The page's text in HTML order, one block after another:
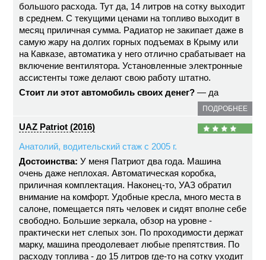
большого расхода. Тут да, 14 литров на сотку выходит
в среднем. С текущими ценами на топливо выходит в
месяц приличная сумма. Радиатор не закипает даже в
самую жару на долгих горных подъемах в Крыму или
на Кавказе, автоматика у него отлично срабатывает на
включение вентилятора. Установленные электронные
ассистенты тоже делают свою работу штатно.
Стоит ли этот автомобиль своих денег? — да
ПОДРОБНЕЕ
UAZ Patriot (2016)
Анатолий, водительский стаж с 2005 г.
Достоинства: У меня Патриот два года. Машина
очень даже неплохая. Автоматическая коробка,
приличная комплектация. Наконец-то, УАЗ обратил
внимание на комфорт. Удобные кресла, много места в
салоне, помещается пять человек и сидят вполне себе
свободно. Большие зеркала, обзор на уровне -
практически нет слепых зон. По проходимости держат
марку, машина преодолевает любые препятствия. По
расходу топлива - до 15 литров где-то на сотку уходит